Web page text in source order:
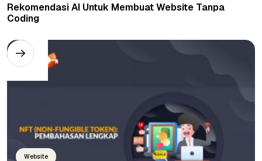
Rekomendasi AI Untuk Membuat Website Tanpa
Coding
Website